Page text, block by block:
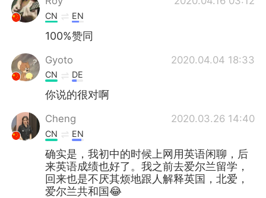
Italiano
Português
CN EN
100%赞同
Gyoto 2020.04.04 18:33
CN DE
你说的很对啊
Cheng 2020.03.26 14:40
CN EN
确实是，我初中的时候上网用英语闲聊，后
来英语成绩也好了。我之前去爱尔兰留学，
回来也是不厌其烦地跟人解释英国，北爱，
爱尔兰共和国😂